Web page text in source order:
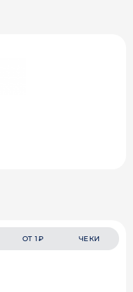
ОТ 1₽ ЧЕКИ